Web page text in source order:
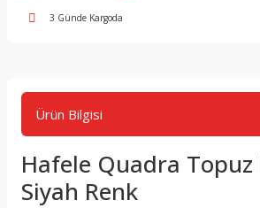
3 Günde Kargoda
Ürün Bilgisi
Hafele Quadra
Siyah Renk